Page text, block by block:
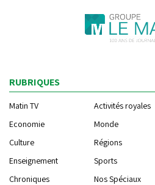
RUBRIQUES
Matin TV Activités royales
Economie
Monde
Culture
Régions
Enseignement
Sports
Chroniques
Nos Spéciaux